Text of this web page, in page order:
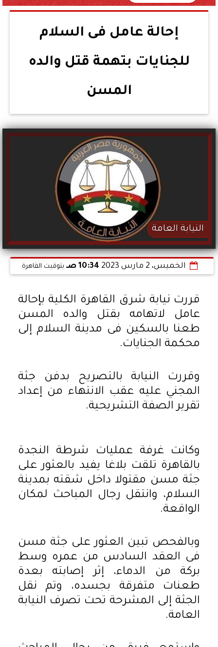
إحالة عامل فى السلام
للجنايات بتهمة قتل والده
المسن
النيابة العامة
الخميس، 2 مارس 2023 10:34 صـ بتوقيت القاهرة
قررت نيابة شرق القاهرة الكلية بإحالة
عامل لاتهامه بقتل والده المسن
طعنا بالسكين فى مدينة السلام إلى
محكمة الجنايات.
وقررت النيابة بالتصريح بدفن جثة
المجني عليه عقب الانتهاء من إعداد
تقرير الصفة التشريحية.
وكانت غرفة عمليات شرطة النجدة
بالقاهرة تلقت بلاغا يفيد بالعثور على
جثة مسن مقتولا داخل شقته بمدينة
السلام، وانتقل رجال المباحث لمكان
الواقعة.
وبالفحص تبين العثور على جثة مسن
فى العقد السادس من عمره وسط
بركة من الدماء، إثر إصابته بعدة
طعنات متفرقة بجسده، وتم نقل
الجثة إلى المشرحة تحت تصرف النيابة
العامة.